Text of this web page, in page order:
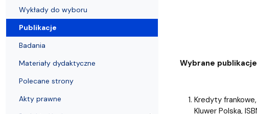
Wybrane publikacje
Kredyty
Kluwer Polska,
Wykłady do wyboru
Publikacje
Badania
Materiały dydaktyczne
Polecane strony
Akty prawne